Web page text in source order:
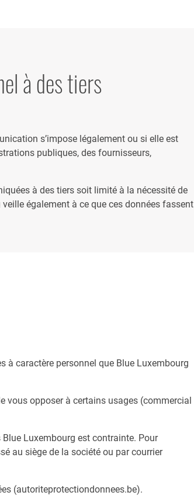
à des tiers
s’impose légalement ou si elle est
publiques, des fournisseurs,
à des tiers soit limité à la nécessité de
également à ce que ces données fassent
à caractère personnel que Blue Luxembourg
vous opposer à certains usages (commercial
Luxembourg est contrainte. Pour
au siège de la société ou par courrier
(autoriteprotectiondonnees.be).